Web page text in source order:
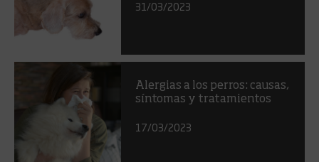
31/03/2023
Alergias a los perros: causas,
síntomas y tratamientos
17/03/2023